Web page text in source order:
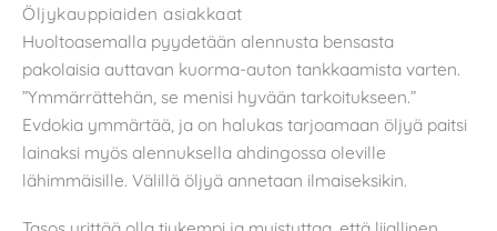
Öljykauppiaiden asiakkaat
Huoltoasemalla pyydetään alennusta bensasta
pakolaisia auttavan kuorma-auton tankkaamista varten.
”Ymmärrättehän, se menisi hyvään tarkoitukseen.”
Evdokia ymmärtää, ja on halukas tarjoamaan öljyä paitsi
lainaksi myös alennuksella ahdingossa oleville
lähimmäisille. Välillä öljyä annetaan ilmaiseksikin.